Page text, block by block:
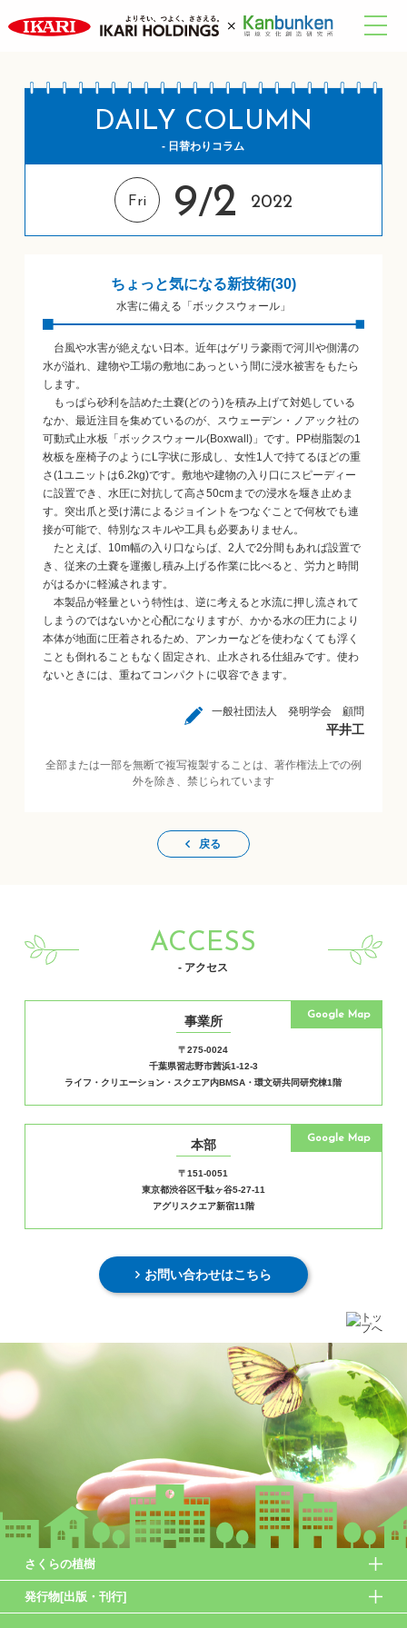
DAILY COLUMN
- 日替わりコラム
Fri 9/2 2022
ちょっと気になる新技術(30)
水害に備える「ボックスウォール」
台風や水害が絶えない日本。近年はゲリラ豪雨で河川や側溝の
水が溢れ、建物や工場の敷地にあっという間に浸水被害をもたら
します。
もっぱら砂利を詰めた土嚢(どのう)を積み上げて対処している
なか、最近注目を集めているのが、スウェーデン・ノアック社の
可動式止水板「ボックスウォール(Boxwall)」です。PP樹脂製の1
枚板を座椅子のようにL字状に形成し、女性1人で持てるほどの重
さ(1ユニットは6.2kg)です。敷地や建物の入り口にスピーディー
に設置でき、水圧に対抗して高さ50cmまでの浸水を堰き止めま
す。突出爪と受け溝によるジョイントをつなぐことで何枚でも連
接が可能で、特別なスキルや工具も必要ありません。
たとえば、10m幅の入り口ならば、2人で2分間もあれば設置で
き、従来の土嚢を運搬し積み上げる作業に比べると、労力と時間
がはるかに軽減されます。
本製品が軽量という特性は、逆に考えると水流に押し流されて
しまうのではないかと心配になりますが、かかる水の圧力により
本体が地面に圧着されるため、アンカーなどを使わなくても浮く
ことも倒れることもなく固定され、止水される仕組みです。使わ
ないときには、重ねてコンパクトに収容できます。
一般社団法人 発明学会 顧問
平井工
全部または一部を無断で複写複製することは、著作権法上での例
外を除き、禁じられています
戻る
ACCESS
- アクセス
事業所
〒275-0024
千葉県習志野市茜浜1-12-3
ライフ・クリエーション・スクエア内BMSA・環文研共同研究棟1階
Google Map
本部
〒151-0051
東京都渋谷区千駄ヶ谷5-27-11
アグリスクエア新宿11階
Google Map
お問い合わせはこちら
さくらの植樹
発行物[出版・刊行]